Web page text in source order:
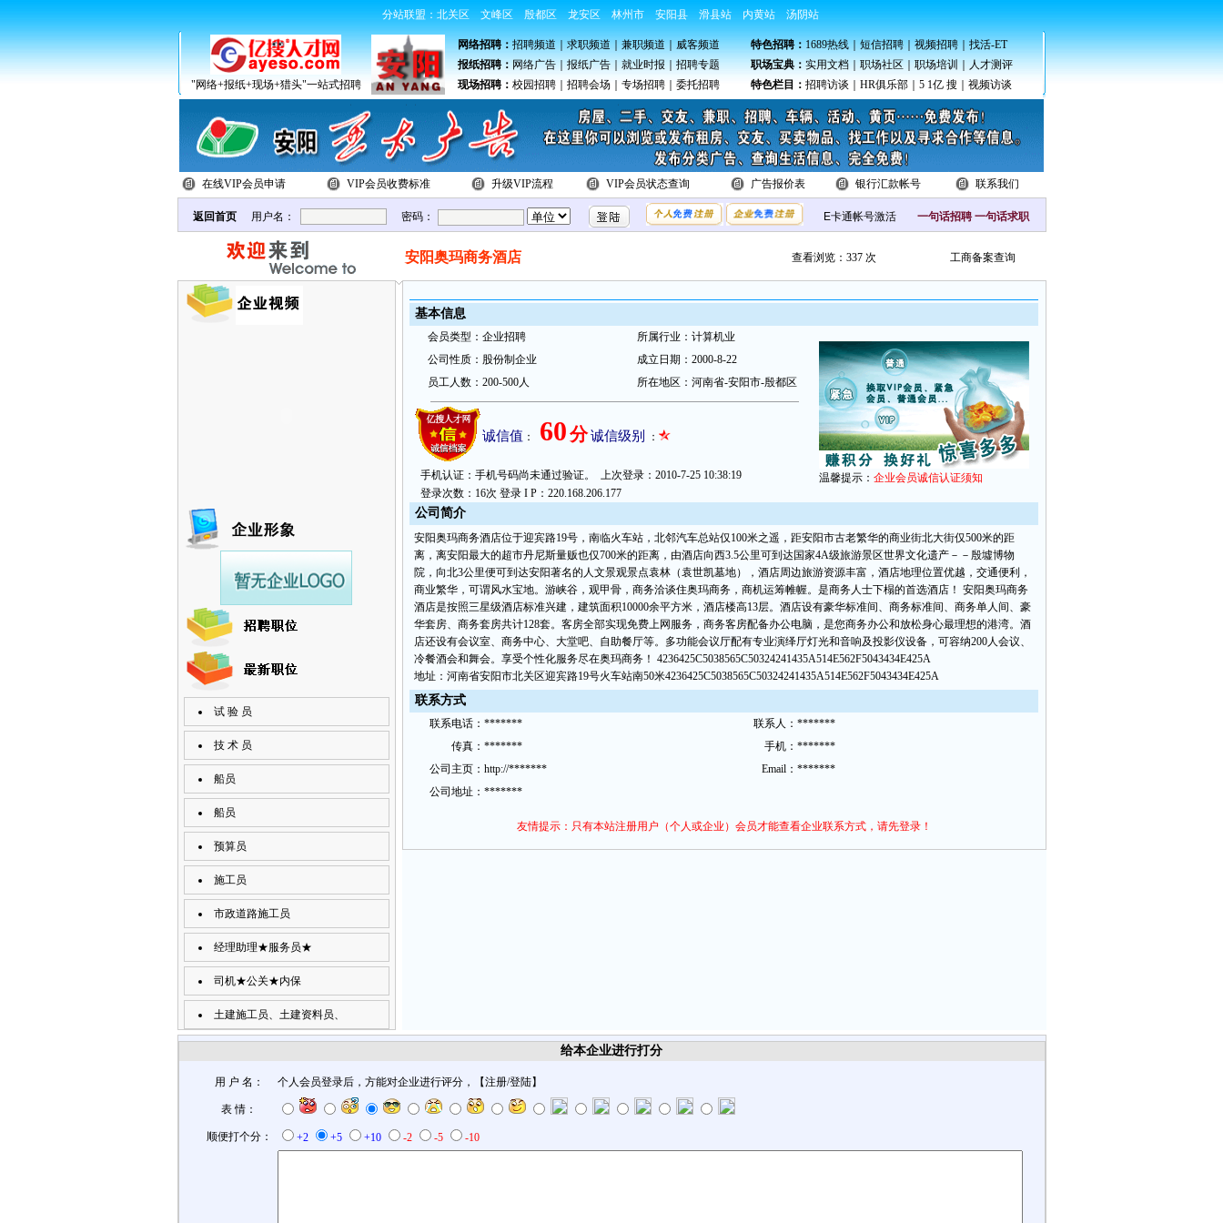
分站联盟： 北关区 文峰区 殷都区 龙安区 林州市 安阳县 滑县站 内黄站 汤阴站
网络招聘：招聘频道｜求职频道｜兼职频道｜威客频道 特色招聘：1689热线｜短信招聘｜视频招聘｜找活-ET
报纸招聘： 网络广告｜ 报纸广告｜ 就业时报 招聘专题 职场宝典： 实用文档｜ 职场社区｜ 职场培训
人才测评
"网络+报纸+现场+猎头"一站式招聘
现场招聘： 校园招聘｜ 招聘会场｜ 专场招聘｜ 委托招聘 特色栏目： 招聘访谈 HR俱乐部｜ 5 1亿 搜 视频访谈
在线VIP会员申请 VIP会员收费标准 升级VIP流程 VIP会员状态查询 广告报价表 银行汇款帐号 联系我们
返回首页 用户名： 密码： 一句话招聘 一句话求职
安阳奥玛商务酒店 查看浏览：337 次 工商备案查询
试 验 员
技 术 员
船员
船员
预算员
施工员
市政道路施工员
经理助理★服务员★
司机★公关★内保
土建施工员、土建资料员、
基本信息
会员类型： 企业招聘 所属行业： 计算机业
公司性质： 股份制企业 成立日期： 2000-8-22
员工人数： 200-500人 所在地区： 河南省-安阳市-殷都区
诚信值 ： 60分诚信级别 ：
手机认证：手机号码尚未通过验证。 上次登录：2010-7-25 10:38:19
登录次数：16次 登录 I P：220.168.206.177
温馨提示： 企业会员诚信认证须知
公司简介
安阳奥玛商务酒店位于迎宾路19号，南临火车站，北邻汽车总站仅100米之遥，距安阳市古老繁华的商业街北大街仅500米的距
离，离安阳最大的超市丹尼斯量贩也仅700米的距离，由酒店向西3.5公里可到达国家4A级旅游景区世界文化遗产－－殷墟博物
院，向北3公里便可到达安阳著名的人文景观景点袁林（袁世凯墓地），酒店周边旅游资源丰富，酒店地理位置优越，交通便利，
商业繁华，可谓风水宝地。游峡谷，观甲骨，商务洽谈住奥玛商务，商机运筹帷幄。是商务人士下榻的首选酒店！ 安阳奥玛商务
酒店是按照三星级酒店标准兴建，建筑面积10000余平方米，酒店楼高13层。酒店设有豪华标准间、商务标准间、商务单人间、豪
华套房、商务套房共计128套。客房全部实现免费上网服务，商务客房配备办公电脑，是您商务办公和放松身心最理想的港湾。酒
店还设有会议室、商务中心、大堂吧、自助餐厅等。多功能会议厅配有专业演绎厅灯光和音响及投影仪设备，可容纳200人会议、
冷餐酒会和舞会。享受个性化服务尽在奥玛商务！ 4236425C5038565C50324241435A514E562F5043434E425A
地址：河南省安阳市北关区迎宾路19号火车站南50米4236425C5038565C50324241435A514E562F5043434E425A
联系方式
联系电话： ******* 联系人： *******
传真： ******* 手机： *******
公司主页： http://******* Email： *******
公司地址： *******
友情提示：只有本站注册用户（个人或企业）会员才能查看企业联系方式，请先登录！
给本企业进行打分
用 户 名： 个人会员登录后，方能对企业进行评分，【注册/登陆】
表 情：
顺便打个分： +2 +5 +10 -2 -5 -10